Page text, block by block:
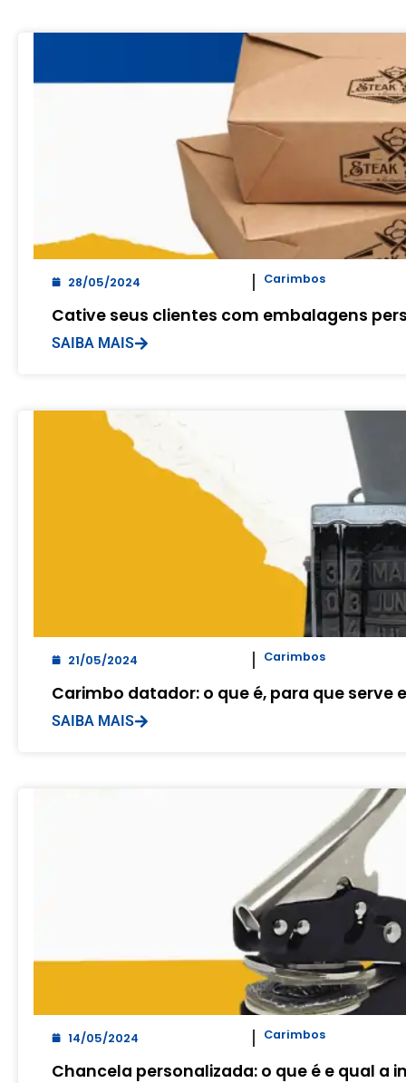
28/05/2024 Carimbos
Cative seus clientes com embalagens
SAIBA MAIS
21/05/2024 Carimbos
Carimbo datador: o que é, para que serve
SAIBA MAIS
14/05/2024 Carimbos
Chancela personalizada: o que é e qual a